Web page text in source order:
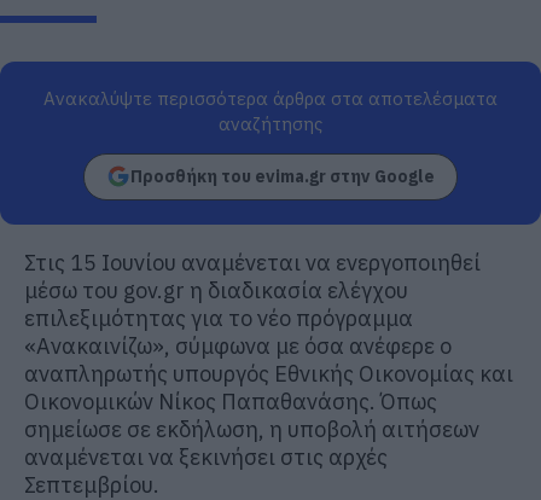
Ανακαλύψτε περισσότερα άρθρα στα αποτελέσματα
αναζήτησης
Προσθήκη του evima.gr στην Google
Στις 15 Ιουνίου αναμένεται να ενεργοποιηθεί
μέσω του gov.gr η διαδικασία ελέγχου
επιλεξιμότητας για το νέο πρόγραμμα
«Ανακαινίζω», σύμφωνα με όσα ανέφερε ο
αναπληρωτής υπουργός Εθνικής Οικονομίας και
Οικονομικών Νίκος Παπαθανάσης. Όπως
σημείωσε σε εκδήλωση, η υποβολή αιτήσεων
αναμένεται να ξεκινήσει στις αρχές
Σεπτεμβρίου.